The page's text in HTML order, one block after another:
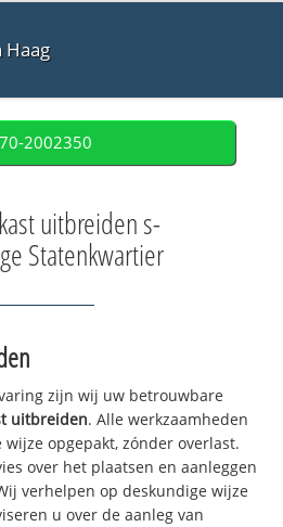
Haag
2002350
uitbreiden s-
Statenkwartier
zijn wij uw betrouwbare
uitbreiden. Alle werkzaamheden
opgepakt, zónder overlast.
over het plaatsen en aanleggen
verhelpen op deskundige wijze
u over de aanleg van